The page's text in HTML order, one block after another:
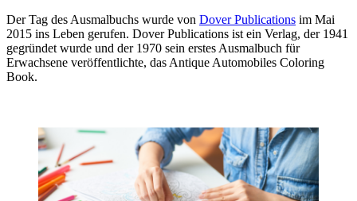
Der Tag des Ausmalbuchs wurde von Dover Publications im Mai
2015 ins Leben gerufen. Dover Publications ist ein Verlag, der 1941
gegründet wurde und der 1970 sein erstes Ausmalbuch für
Erwachsene veröffentlichte, das Antique Automobiles Coloring
Book.